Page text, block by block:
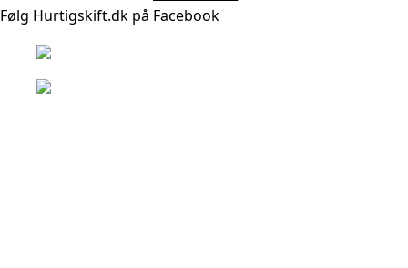
Følg Hurtigskift.dk på Facebook